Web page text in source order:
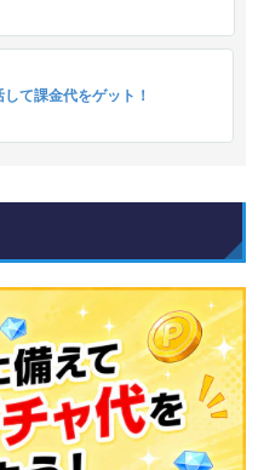
て課金代をゲット！